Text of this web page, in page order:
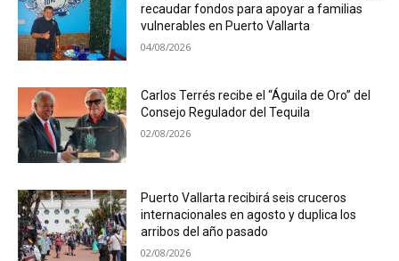
recaudar fondos para apoyar a familias
vulnerables en Puerto Vallarta
04/08/2026
Carlos Terrés recibe el “Águila de Oro” del
Consejo Regulador del Tequila
02/08/2026
Puerto Vallarta recibirá seis cruceros
internacionales en agosto y duplica los
arribos del año pasado
02/08/2026